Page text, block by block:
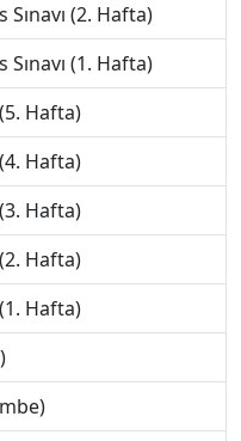
(2. Hafta)
(1. Hafta)
Hafta)
Hafta)
Hafta)
Hafta)
Hafta)